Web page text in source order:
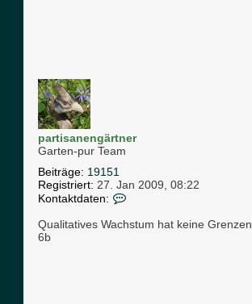
partisanengärtner
Garten-pur Team
Beiträge: 19151
Registriert: 27. Jan 2009, 08:22
Kontaktdaten:
n
Qualitatives Wachstum hat keine Grenzen.
6b